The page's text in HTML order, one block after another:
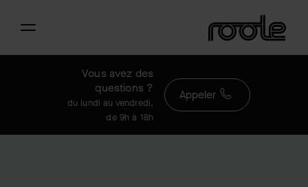
Vous avez des
questions ?
du lundi au vendredi,
de 9h à 18h
Appeler